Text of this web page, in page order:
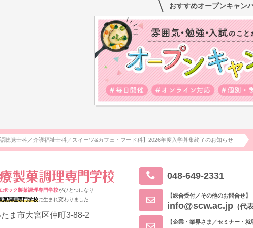
おすすめオープンキャン
語聴覚士科／介護福祉士科／スイーツ&カフェ・フード科】2026年度入学募集終了のお知らせ
ポック製菓調理専門学校がひとつになり
菓調理専門学校に生まれ変わりました
ま市大宮区仲町3-88-2
048-649-2331
【総合受付／その他のお問合せ】
info@scw.ac.jp (代
【企業・業界さま／セミナー・